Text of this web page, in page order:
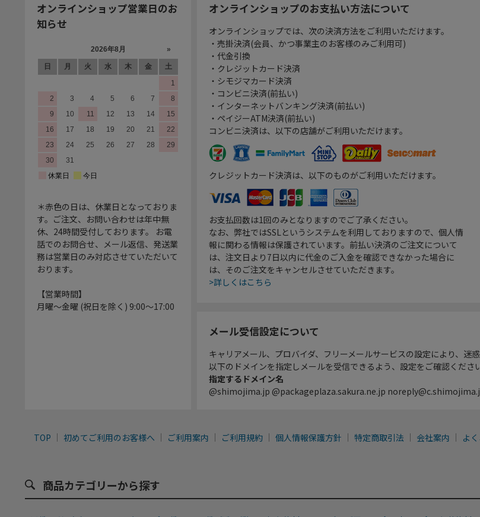
オンラインショップ営業日のお
知らせ
＊赤色の日は、休業日となっておりま
す。ご注文、お問い合わせは年中無
休、24時間受付しております。 お電
話でのお問合せ、メール返信、発送業
務は営業日のみ対応させていただいて
おります。
【営業時間】
月曜～金曜 (祝日を除く) 9:00～17:00
オンラインショップのお支払い方法について
オンラインショップでは、次の決済方法をご利用いただけます。
・売掛決済(会員、かつ事業主のお客様のみご利用可)
・代金引換
・クレジットカード決済
・シモジマカード決済
・コンビニ決済(前払い)
・インターネットバンキング決済(前払い)
・ペイジーATM決済(前払い)
コンビニ決済は、以下の店舗がご利用いただけます。
クレジットカード決済は、以下のものがご利用いただけます。
お支払回数は1回のみとなりますのでご了承ください。
なお、弊社ではSSLというシステムを利用しておりますので、個人情
報に関わる情報は保護されています。前払い決済のご注文について
は、注文日より7日以内に代金のご入金を確認できなかった場合に
は、そのご注文をキャンセルさせていただきます。
>詳しくはこちら
メール受信設定について
キャリアメール、プロバイダ、フリーメールサービスの設定により、迷
以下のドメインを指定しメールを受信できるよう、設定をご確認ください
指定するドメイン名
@shimojima.jp @packageplaza.sakura.ne.jp
TOP 初めてご利用のお客様へ ご利用案内 ご利用規約 個人情報保護方針 特定商取引法 会社案内 よ
商品カテゴリーから探す